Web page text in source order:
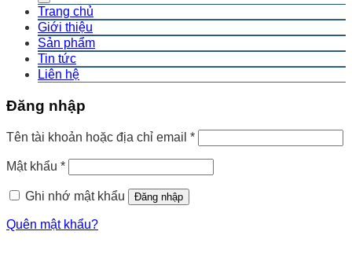
Trang chủ
Giới thiệu
Sản phẩm
Tin tức
Liên hệ
Đăng nhập
Tên tài khoản hoặc địa chỉ email *
Mật khẩu *
Ghi nhớ mật khẩu Đăng nhập
Quên mật khẩu?